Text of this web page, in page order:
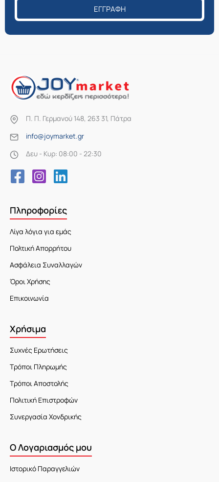
ΕΓΓΡΑΦΉ
Π. Π. Γερμανού 148, 263 31, Πάτρα
info@joymarket.gr
Δευ - Κυρ: 08:00 - 22:30
Πληροφορίες
Λίγα λόγια για εμάς
Πολτική Απορρήτου
Ασφάλεια Συναλλαγών
Όροι Χρήσης
Επικοινωνία
Χρήσιμα
Συχνές Ερωτήσεις
Τρόποι Πληρωμής
Τρόποι Αποστολής
Πολιτική Επιστροφών
Συνεργασία Χονδρικής
Ο Λογαριασμός μου
Ιστορικό Παραγγελιών